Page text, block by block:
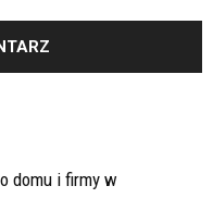
domu i firmy w